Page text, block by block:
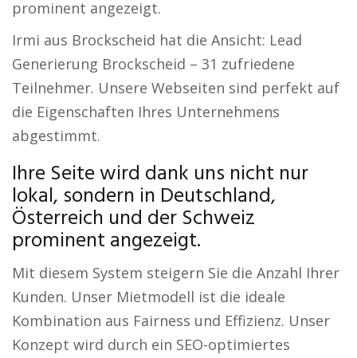
prominent angezeigt.
Irmi aus Brockscheid hat die Ansicht: Lead
Generierung Brockscheid – 31 zufriedene
Teilnehmer. Unsere Webseiten sind perfekt auf
die Eigenschaften Ihres Unternehmens
abgestimmt.
Ihre Seite wird dank uns nicht nur
lokal, sondern in Deutschland,
Österreich und der Schweiz
prominent angezeigt.
Mit diesem System steigern Sie die Anzahl Ihrer
Kunden. Unser Mietmodell ist die ideale
Kombination aus Fairness und Effizienz. Unser
Konzept wird durch ein SEO-optimiertes